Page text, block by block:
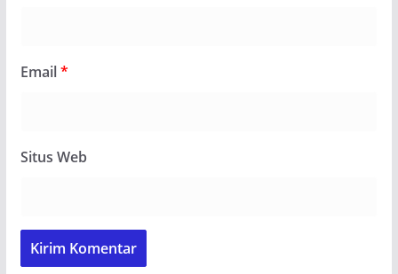
Email*
Situs Web